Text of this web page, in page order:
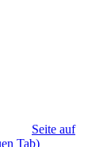
Seite auf
Tab)